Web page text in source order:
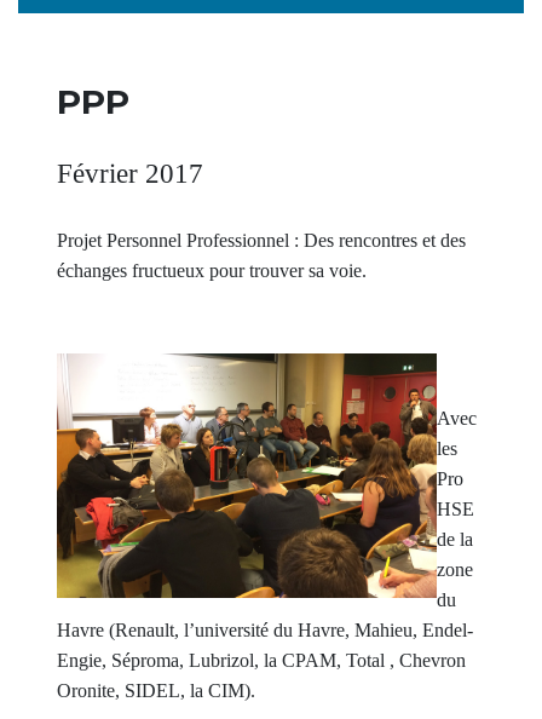
PPP
Février 2017
Projet Personnel Professionnel : Des rencontres et des
échanges fructueux pour trouver sa voie.
Avec
les
Pro
HSE
de la
zone
du
Havre (Renault, l’université du Havre, Mahieu, Endel-
Engie, Séproma, Lubrizol, la CPAM, Total , Chevron
Oronite, SIDEL, la CIM).